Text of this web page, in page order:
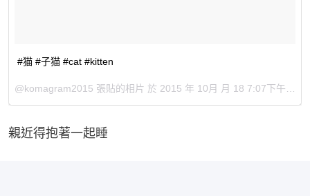
#猫 #子猫 #cat #kitten
@komagram2015 張貼的相片 於 2015 年 10月 月 18 7:07下午 PDT
親近得抱著一起睡